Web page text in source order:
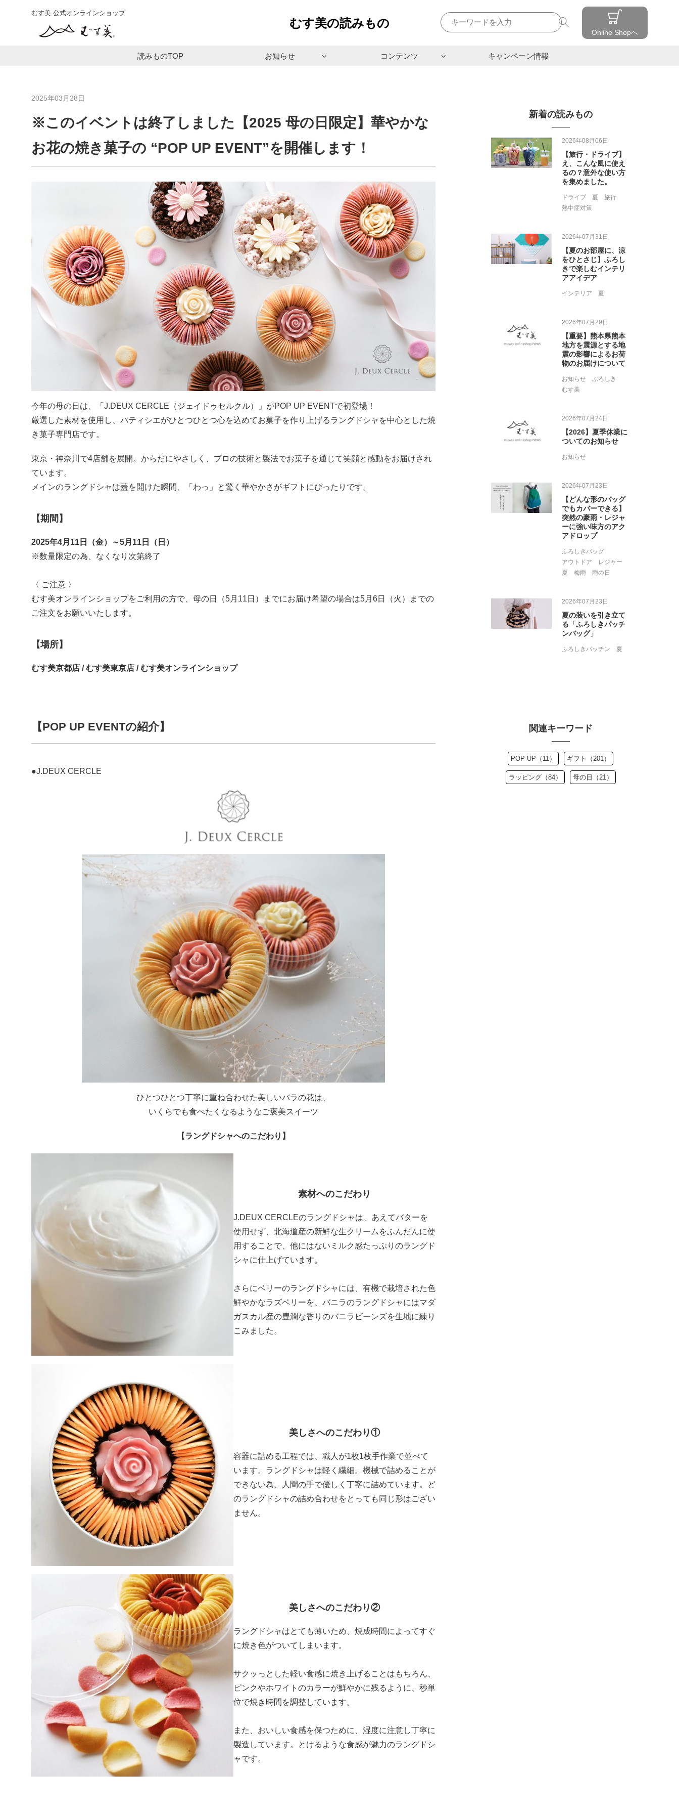
むす美 公式オンラインショップ
むす美の読みもの
Online Shopへ
検索
読みものTOP お知らせ コンテンツ キャンペーン情報
2025年03月28日
※このイベントは終了しました【2025 母の日限定】華やかな
お花の焼き菓子の “POP UP EVENT”を開催します！
今年の母の日は、「J.DEUX CERCLE（ジェイドゥセルクル）」がPOP UP EVENTで初登場！
厳選した素材を使用し、パティシエがひとつひとつ心を込めてお菓子を作り上げるラングドシャを中心とした焼
き菓子専門店です。
東京・神奈川で4店舗を展開。からだにやさしく、プロの技術と製法でお菓子を通じて笑顔と感動をお届けされ
ています。
メインのラングドシャは蓋を開けた瞬間、「わっ」と驚く華やかさがギフトにぴったりです。
【期間】
2025年4月11日（金）～5月11日（日）
※数量限定の為、なくなり次第終了
〈 ご注意 〉
むす美オンラインショップをご利用の方で、母の日（5月11日）までにお届け希望の場合は5月6日（火）までの
ご注文をお願いいたします。
【場所】
むす美京都店 / むす美東京店 / むす美オンラインショップ
【POP UP EVENTの紹介】
●J.DEUX CERCLE
ひとつひとつ丁寧に重ね合わせた美しいバラの花は、
いくらでも食べたくなるようなご褒美スイーツ
【ラングドシャへのこだわり】
素材へのこだわり
J.DEUX CERCLEのラングドシャは、あえてバターを
使用せず、北海道産の新鮮な生クリームをふんだんに使
用することで、他にはないミルク感たっぷりのラングド
シャに仕上げています。
さらにベリーのラングドシャには、有機で栽培された色
鮮やかなラズベリーを、バニラのラングドシャにはマダ
ガスカル産の豊潤な香りのバニラビーンズを生地に練り
こみました。
美しさへのこだわり①
容器に詰める工程では、職人が1枚1枚手作業で並べて
います。ラングドシャは軽く繊細。機械で詰めることが
できない為、人間の手で優しく丁寧に詰めています。ど
のラングドシャの詰め合わせをとっても同じ形はござい
ません。
美しさへのこだわり②
ラングドシャはとても薄いため、焼成時間によってすぐ
に焼き色がついてしまいます。
サクッっとした軽い食感に焼き上げることはもちろん、
ピンクやホワイトのカラーが鮮やかに残るように、秒単
位で焼き時間を調整しています。
また、おいしい食感を保つために、湿度に注意し丁寧に
製造しています。とけるような食感が魅力のラングドシ
ャです。
関連キーワード
POP UP（11） ギフト（201）
ラッピング（84） 母の日（21）
新着の読みもの
2026年08月06日
【旅行・ドライブ】
え、こんな風に使え
るの？意外な使い方
を集めました。
ドライブ 夏
旅行
熱中症対策
2026年07月31日
【夏のお部屋に、涼
をひとさじ】ふろし
きで楽しむインテリ
アアイデア
インテリア 夏
2026年07月29日
【重要】熊本県熊本
地方を震源とする地
震の影響によるお荷
物のお届けについて
お知らせ
ふろしき
むす美
2026年07月24日
【2026】夏季休業に
ついてのお知らせ
お知らせ
2026年07月23日
【どんな形のバッグ
でもカバーできる】
突然の豪雨・レジャ
ーに強い味方のアク
アドロップ
ふろしきバッグ
アウトドア
レジャー
夏
梅雨 雨の日
2026年07月23日
夏の装いを引き立て
る「ふろしきパッチ
ンバッグ」
ふろしきパッチン 夏